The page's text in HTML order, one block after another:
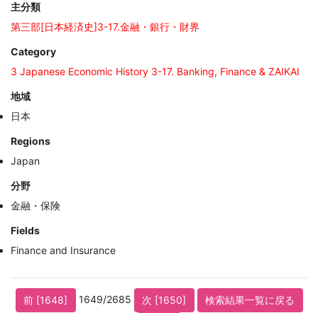
主分類
第三部[日本経済史]3-17.金融・銀行・財界
Category
3 Japanese Economic History 3-17. Banking, Finance & ZAIKAI
地域
日本
Regions
Japan
分野
金融・保険
Fields
Finance and Insurance
前 [1648] 1649/2685 次 [1650] 検索結果一覧に戻る